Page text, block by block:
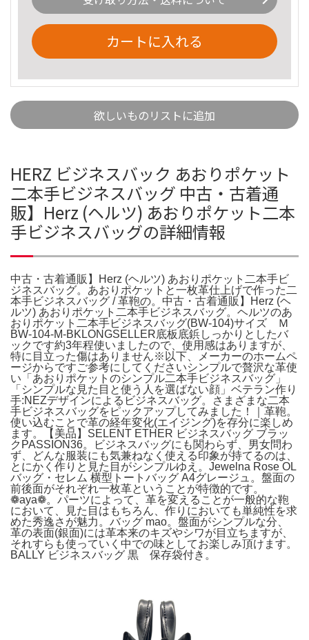
カートに入れる
欲しいものリストに追加
HERZ ビジネスバック あおりポケット
二本手ビジネスバッグ 中古・古着通
販】Herz (ヘルツ) あおりポケット二本
手ビジネスバッグの詳細情報
中古・古着通販】Herz (ヘルツ) あおりポケット二本手ビ
ジネスバッグ。あおりポケットと一枚革仕上げで作った二
本手ビジネスバッグ / 革鞄の。中古・古着通販】Herz (ヘ
ルツ) あおりポケット二本手ビジネスバッグ。ヘルツのあ
おりポケット二本手ビジネスバッグ(BW-104)サイズ Ｍ
BW-104-M-BKLONGSELLER底板底鋲しっかりとしたバ
ックです約3年程使いましたので、使用感はありますが、
特に目立った傷はありません※以下、メーカーのホームペ
ージからですご参考にしてくださいシンプルで贅沢な革使
い「あおりポケットのシンプル二本手ビジネスバッグ」
「シンプルな見た目と使う人を選ばない顔」ベテラン作り
手:NEZデザインによるビジネスバッグ。さまざまな二本
手ビジネスバッグをピックアップしてみました！｜革鞄。
使い込むことで革の経年変化(エイジング)を存分に楽しめ
ます。【美品】SELENT ETHER ビジネスバッグ ブラッ
クPASSION36。ビジネスバッグにも関わらず、男女問わ
ず、どんな服装にも気兼ねなく使える印象が持てるのは、
とにかく作りと見た目がシンプルゆえ。Jewelna Rose OL
バッグ・セレム 横型トートバッグ A4グレージュ。盤面の
前後面がそれぞれ一枚革ということが特徴的です。
❁aya❁。パーツによって、革を変えることが一般的な鞄
において、見た目はもちろん、作りにおいても単純性を求
めた秀逸さが魅力。バッグ mao。盤面がシンプルな分、
革の表面(銀面)には革本来のキズやシワが目立ちますが、
それすらも使っていく中での味としてお楽しみ頂けます。
BALLY ビジネスバッグ 黒 保存袋付き。